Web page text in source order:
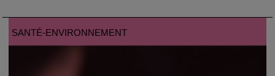
SANTÉ-ENVIRONNEMENT